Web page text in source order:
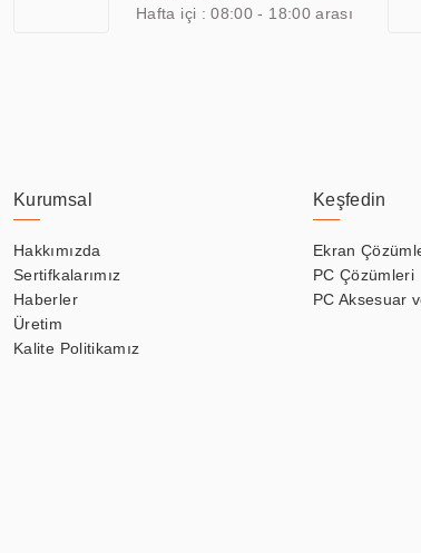
Hafta içi : 08:00 - 18:00 arası
Kurumsal
Hakkımızda
Sertifkalarımız
Haberler
Üretim
Kalite Politikamız
Keşfedin
Ekran
PC Çözümleri
PC Aksesuar